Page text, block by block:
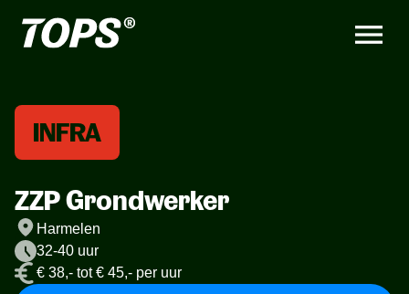
INFRA
ZZP Grondwerker
Harmelen
32-40 uur
€ 38,- tot € 45,- per uur